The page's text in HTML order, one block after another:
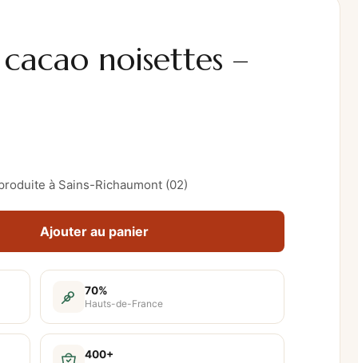
noisettes –
à Sains-Richaumont (02)
Ajouter au panier
70%
Hauts-de-France
400+